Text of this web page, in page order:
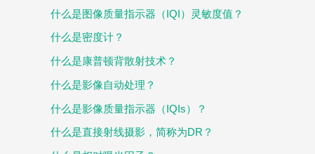
什么是图像质量指示器（IQI）灵敏度值？
什么是密度计？
什么是康普顿背散射技术？
什么是影像自动处理？
什么是影像质量指示器（IQIs）？
什么是直接射线摄影，简称为DR？